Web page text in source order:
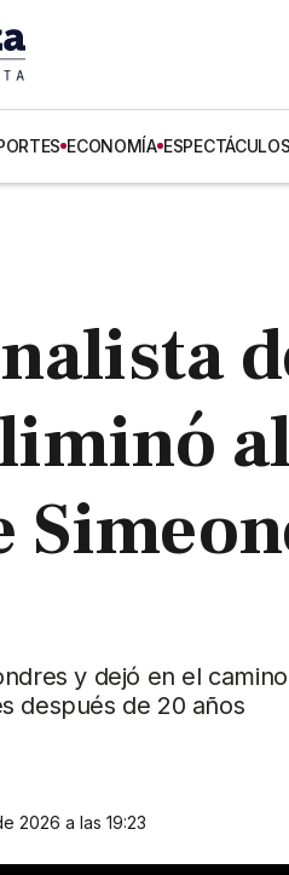
ECONOMÍA ESPECTÁCULOS
y dejó en el
después de 20 años
2026 a las 19:23